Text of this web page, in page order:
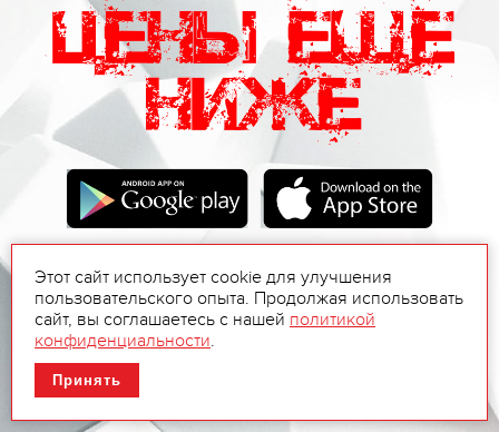
Этот сайт использует cookie для улучшения
пользовательского опыта. Продолжая использовать
сайт, вы соглашаетесь с нашей политикой
конфиденциальности.
Принять